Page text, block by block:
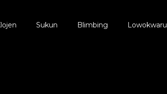
Sukun Blimbing Lowokwaru